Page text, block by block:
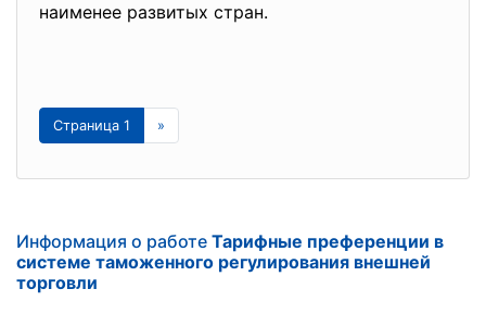
наименее развитых стран.
Страница 1 »
Информация о работе Тарифные преференции в
системе таможенного регулирования внешней
торговли